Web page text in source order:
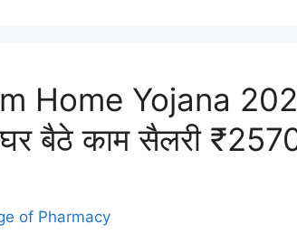
Home Yojana
घर बैठे काम सैलरी
of Pharmacy